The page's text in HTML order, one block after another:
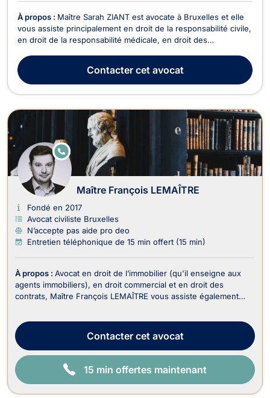
À propos : Maître Sarah ZIANT est avocate à Bruxelles et elle
vous assiste principalement en droit de la responsabilité civile,
en droit de la responsabilité médicale, en droit des
cas de trouble de voisinage. Maitre Sarah ZIANT est
également compétente en droit de la cir...
Contactercet avocat
E
N
E
Maître François LEMAÎTRE
Fondé en 2017
Avocat civiliste Bruxelles
N’accepte pas aide pro deo
Entretien téléphonique de 15 min offert (15 min)
À propos : Avocat en droit de l’immobilier (qu'il enseigne aux
agents immobiliers), en droit commercial et en droit des
contrats, Maître François LEMAÎTRE vous assiste également
matière de baux portant sur...
Contactercet avocat
15 min offertes maintenant